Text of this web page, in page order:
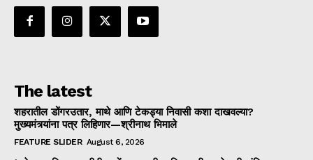
The latest
शहरातील डोंगरउतार, माथे आणि टेकड्या निवासी कशा दाखवल्या?
मुख्यमंत्र्यांना पत्र लिहिणार—श्रीनाथ भिमाले
FEATURE SLIDER August 6, 2026